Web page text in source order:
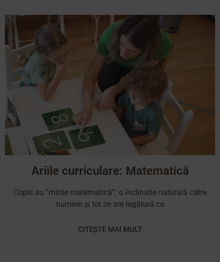
Ariile curriculare: Matematică
Copiii au ”minte matematică”: o înclinație naturală către
numere și tot ce are legătură cu
CITEȘTE MAI MULT